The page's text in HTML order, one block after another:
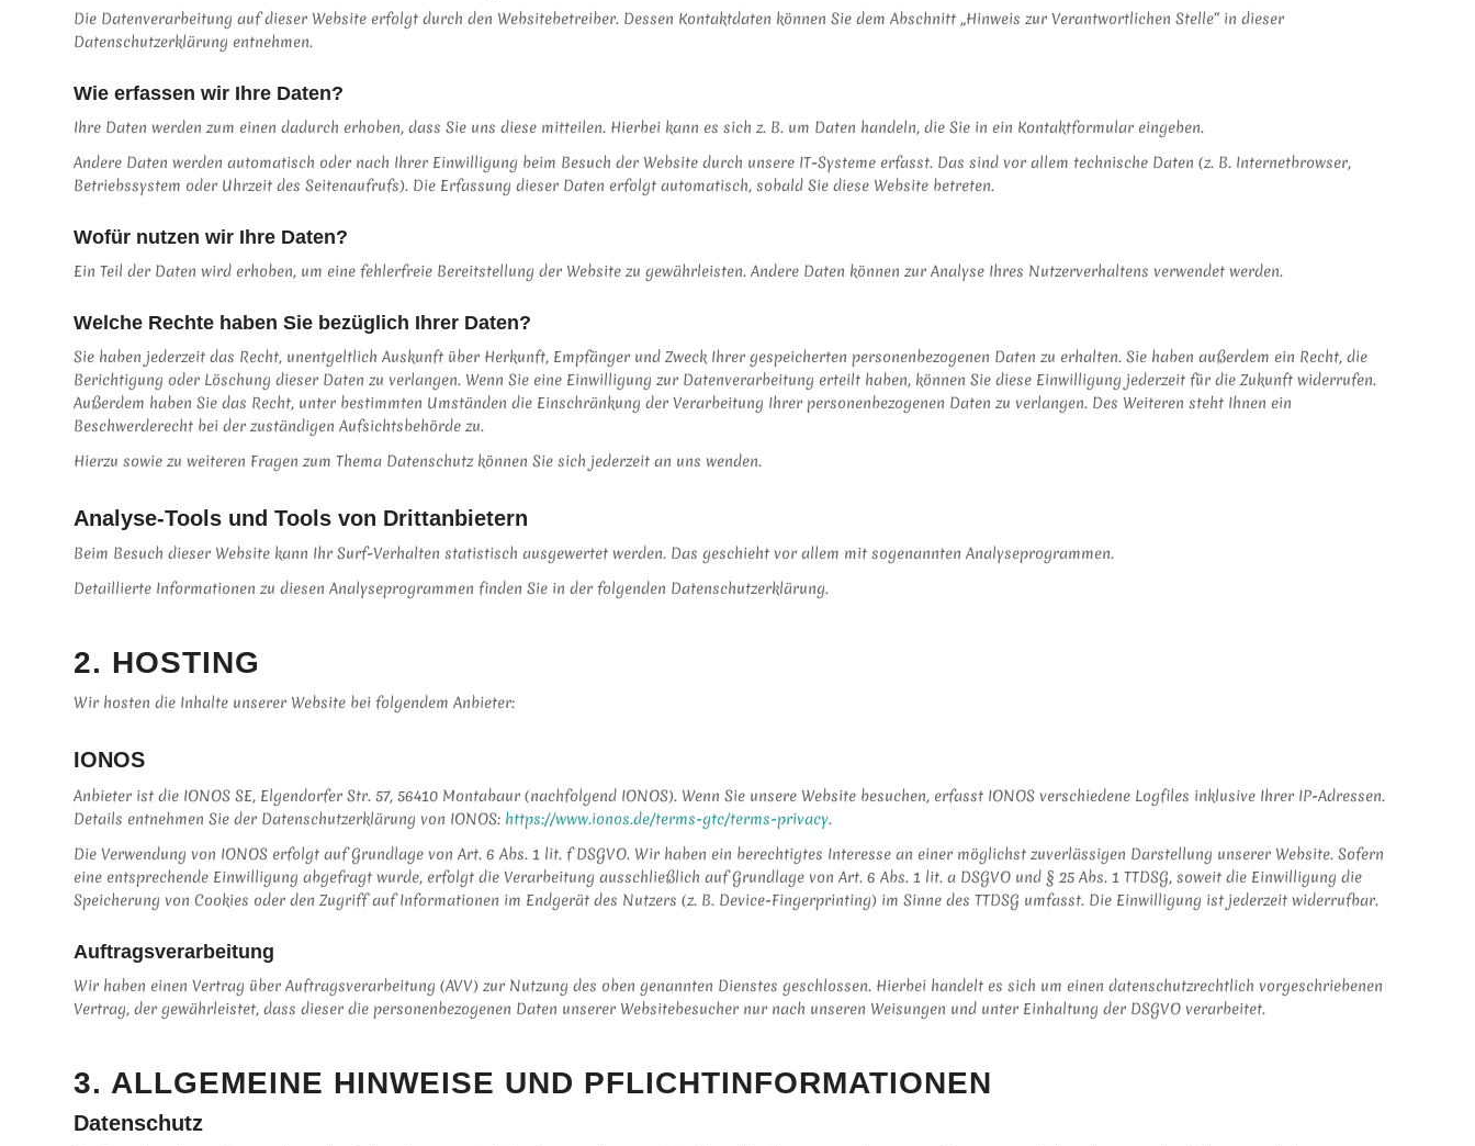
Die Datenverarbeitung auf dieser Website erfolgt durch den Websitebetreiber. Dessen Kontaktdaten können Sie dem Abschnitt „Hinweis zur Verantwortlichen Stelle“ in dieser
Datenschutzerklärung entnehmen.
Wie erfassen wir Ihre Daten?
Ihre Daten werden zum einen dadurch erhoben, dass Sie uns diese mitteilen. Hierbei kann es sich z. B. um Daten handeln, die Sie in ein Kontaktformular eingeben.
Andere Daten werden automatisch oder nach Ihrer Einwilligung beim Besuch der Website durch unsere IT-Systeme erfasst. Das sind vor allem technische Daten (z. B. Internetbrowser,
Betriebssystem oder Uhrzeit des Seitenaufrufs). Die Erfassung dieser Daten erfolgt automatisch, sobald Sie diese Website betreten.
Wofür nutzen wir Ihre Daten?
Ein Teil der Daten wird erhoben, um eine fehlerfreie Bereitstellung der Website zu gewährleisten. Andere Daten können zur Analyse Ihres Nutzerverhaltens verwendet werden.
Welche Rechte haben Sie bezüglich Ihrer Daten?
Sie haben jederzeit das Recht, unentgeltlich Auskunft über Herkunft, Empfänger und Zweck Ihrer gespeicherten personenbezogenen Daten zu erhalten. Sie haben außerdem ein Recht, die
Berichtigung oder Löschung dieser Daten zu verlangen. Wenn Sie eine Einwilligung zur Datenverarbeitung erteilt haben, können Sie diese Einwilligung jederzeit für die Zukunft widerrufen.
Außerdem haben Sie das Recht, unter bestimmten Umständen die Einschränkung der Verarbeitung Ihrer personenbezogenen Daten zu verlangen. Des Weiteren steht Ihnen ein
Beschwerderecht bei der zuständigen Aufsichtsbehörde zu.
Hierzu sowie zu weiteren Fragen zum Thema Datenschutz können Sie sich jederzeit an uns wenden.
Analyse-Tools und Tools von Dritt­anbietern
Beim Besuch dieser Website kann Ihr Surf-Verhalten statistisch ausgewertet werden. Das geschieht vor allem mit sogenannten Analyseprogrammen.
Detaillierte Informationen zu diesen Analyseprogrammen finden Sie in der folgenden Datenschutzerklärung.
2. HOSTING
Wir hosten die Inhalte unserer Website bei folgendem Anbieter:
IONOS
Anbieter ist die IONOS SE, Elgendorfer Str. 57, 56410 Montabaur (nachfolgend IONOS). Wenn Sie unsere Website besuchen, erfasst IONOS verschiedene Logfiles inklusive Ihrer IP-Adressen.
Details entnehmen Sie der Datenschutzerklärung von IONOS: https://www.ionos.de/terms-gtc/terms-privacy.
Die Verwendung von IONOS erfolgt auf Grundlage von Art. 6 Abs. 1 lit. f DSGVO. Wir haben ein berechtigtes Interesse an einer möglichst zuverlässigen Darstellung unserer Website. Sofern
eine entsprechende Einwilligung abgefragt wurde, erfolgt die Verarbeitung ausschließlich auf Grundlage von Art. 6 Abs. 1 lit. a DSGVO und § 25 Abs. 1 TTDSG, soweit die Einwilligung die
Speicherung von Cookies oder den Zugriff auf Informationen im Endgerät des Nutzers (z. B. Device-Fingerprinting) im Sinne des TTDSG umfasst. Die Einwilligung ist jederzeit widerrufbar.
Auftragsverarbeitung
Wir haben einen Vertrag über Auftragsverarbeitung (AVV) zur Nutzung des oben genannten Dienstes geschlossen. Hierbei handelt es sich um einen datenschutzrechtlich vorgeschriebenen
Vertrag, der gewährleistet, dass dieser die personenbezogenen Daten unserer Websitebesucher nur nach unseren Weisungen und unter Einhaltung der DSGVO verarbeitet.
3. ALLGEMEINE HINWEISE UND PFLICHT­INFORMATIONEN
Datenschutz